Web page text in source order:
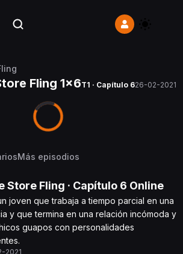
Fling 1x6T1 · Capítulo 626-02-2021
Más episodios
Store Fling · Capítulo 6 Online
joven que trabaja a tiempo parcial en una
y que termina en una relación incómoda y
guapos con personalidades
2021